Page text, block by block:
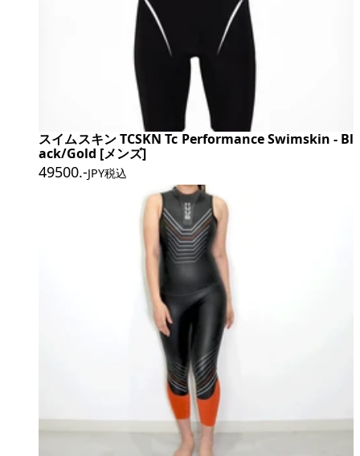
スイムスキン TCSKN Tc Performance Swimskin - Bl
ack/Gold [メンズ]
49500.-JPY税込